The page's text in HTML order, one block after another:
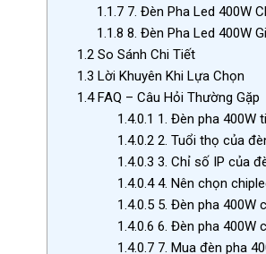
1.1.7 7. Đèn Pha Led 400W
1.1.8 8. Đèn Pha Led 400W
1.2So Sánh Chi Tiết
1.3 Lời Khuyên Khi Lựa Chọn
1.4FAQ – Câu Hỏi Thường Gặp
1.4.0.1 1. Đèn pha 400W
1.4.0.22. Tuổi thọ của
1.4.0.3 3. Chỉ số IP của
1.4.0.44. Nên chọn
1.4.0.55. Đèn pha 400W
1.4.0.6 6. Đèn pha 400W
1.4.0.77. Mua đèn pha